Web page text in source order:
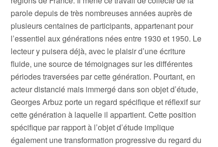
parole depuis de très nombreuses années auprès de
plusieurs centaines de participants, appartenant pour
l’essentiel aux générations nées entre 1930 et 1950. Le
lecteur y puisera déjà, avec le plaisir d’une écriture
fluide, une source de témoignages sur les différentes
périodes traversées par cette génération. Pourtant, en
acteur distancié mais immergé dans son objet d’étude,
Georges Arbuz porte un regard spécifique et réflexif sur
cette génération à laquelle il appartient. Cette position
spécifique par rapport à l’objet d’étude implique
également une transformation progressive du regard du